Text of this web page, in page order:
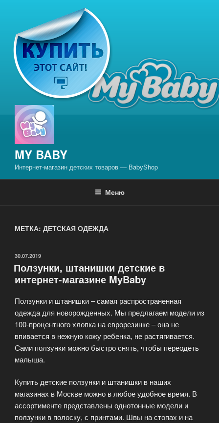
содержимому
MY BABY
Интернет-магазин детских товаров — BabyShop
Меню
МЕТКА: ДЕТСКАЯ ОДЕЖДА
ОПУБЛИКОВАНО
30.07.2019
Ползунки, штанишки детские в
интернет-магазине MyBaby
Ползунки и штанишки – самая распространенная
одежда для новорожденных. Мы предлагаем модели из
100-процентного хлопка на еврорезинке – она не
впивается в нежную кожу ребенка, не растягивается.
Сами ползунки можно быстро снять, чтобы переодеть
малыша.
Купить детские ползунки и штанишки в наших
магазинах в Москве можно в любое удобное время. В
ассортименте представлены однотонные модели и
ползунки в полоску, с принтами. Швы на стопах и на